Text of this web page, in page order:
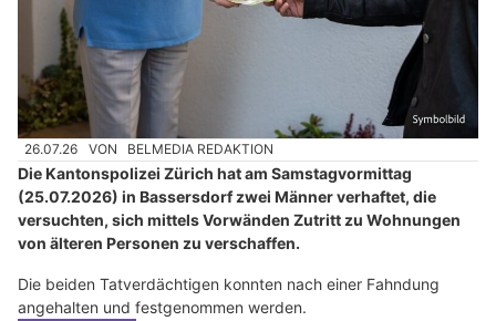
26.07.26 VON BELMEDIA REDAKTION
Die Kantonspolizei Zürich hat am Samstagvormittag
(25.07.2026) in Bassersdorf zwei Männer verhaftet, die
versuchten, sich mittels Vorwänden Zutritt zu Wohnungen
von älteren Personen zu verschaffen.
Die beiden Tatverdächtigen konnten nach einer Fahndung
angehalten und festgenommen werden.